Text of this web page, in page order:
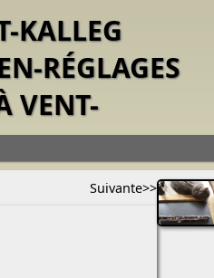
KALLEG
RÉGLAGES
VENT-
Suivante>>